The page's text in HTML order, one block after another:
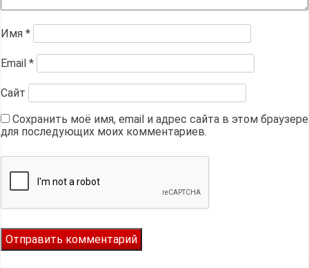
Имя *
Email *
Сайт
Сохранить моё имя, email и адрес сайта в этом браузере
для последующих моих комментариев.